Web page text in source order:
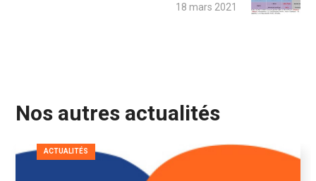
18 mars 2021
Nos autres actualités
ACTUALITÉS